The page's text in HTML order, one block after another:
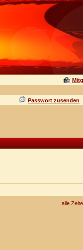
Passwort zusenden
alle